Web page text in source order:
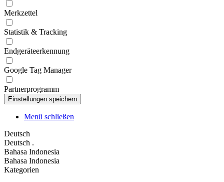
Merkzettel
Statistik & Tracking
Endgeräteerkennung
Google Tag Manager
Partnerprogramm
Menü schließen
Deutsch
Deutsch .
Bahasa Indonesia
Bahasa Indonesia
Kategorien